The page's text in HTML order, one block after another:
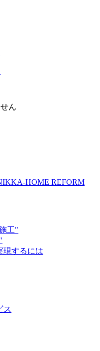
ん
HOME REFORM
工"
現するには
ス